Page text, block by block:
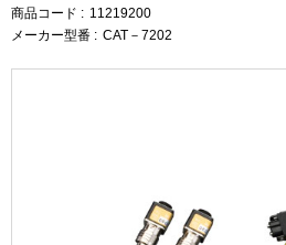
商品コード : 11219200
メーカー型番 : CAT－7202